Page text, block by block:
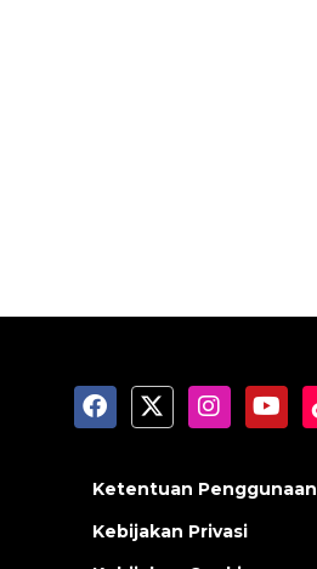
Ketentuan Penggunaan
Kebijakan Privasi